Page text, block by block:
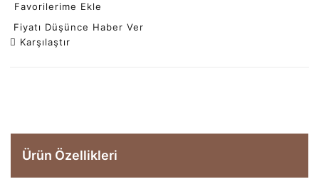
Favorilerime Ekle
Fiyatı Düşünce Haber Ver
Karşılaştır
Ürün Özellikleri